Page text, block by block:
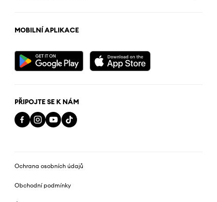
MOBILNÍ APLIKACE
PŘIPOJTE SE K NÁM
Ochrana osobních údajů
Obchodní podmínky